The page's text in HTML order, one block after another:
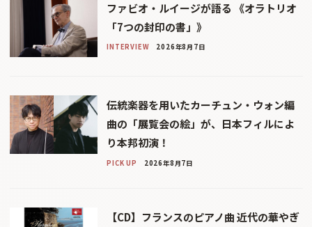
ファビオ・ルイージが語る 《オラトリオ
「7つの封印の書」》
INTERVIEW 2026年8月7日
伝統楽器を用いたカーチュン・ウォン編
曲の「展覧会の絵」が、日本フィルによ
り本邦初演！
PICK UP 2026年8月7日
【CD】フランスのピアノ曲 近代の華やぎ